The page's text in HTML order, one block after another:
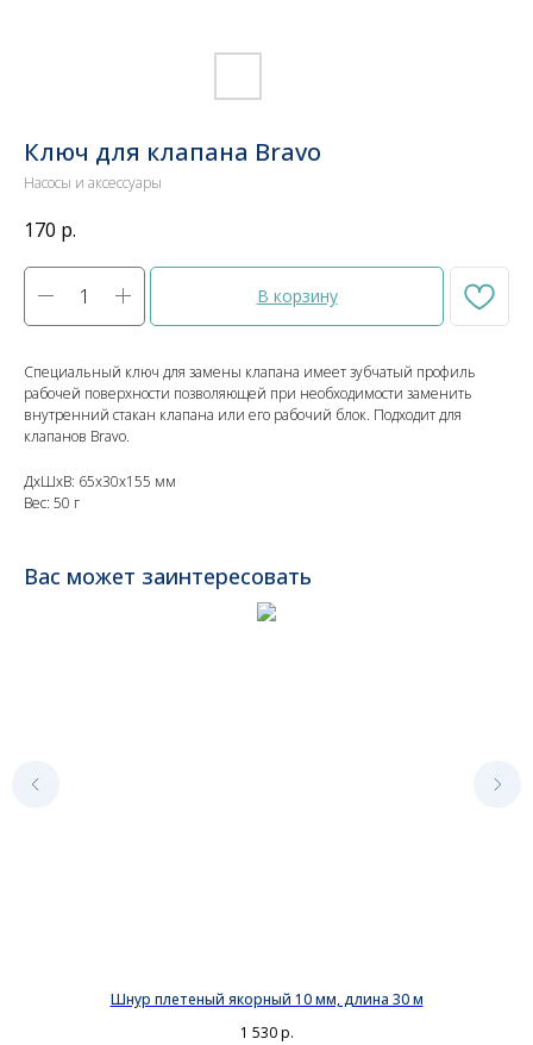
Ключ для клапана Bravo
Насосы и аксессуары
170 р.
В корзину
Специальный ключ для замены клапана имеет зубчатый профиль
рабочей поверхности позволяющей при необходимости заменить
внутренний стакан клапана или его рабочий блок. Подходит для
клапанов Bravo.
ДxШxВ: 65x30x155 мм
Вес: 50 г
Вас может заинтересовать
Шнур плетеный якорный 10 мм, длина 30 м
1 530 р.